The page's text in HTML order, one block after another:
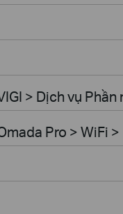
> Dịch vụ Phần
Pro > WiFi